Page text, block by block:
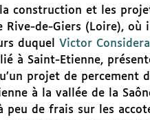
construction et les
Rive-de-Giers (Loire),
duquel Victor
à Saint-Etienne,
projet de percement
à la vallée de la
de frais sur les